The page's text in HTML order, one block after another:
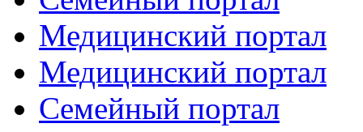
Медицинский портал
Медицинский портал
Семейный портал